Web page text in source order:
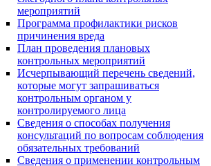
мероприятий
Программа профилактики рисков
причинения вреда
План проведения плановых
контрольных мероприятий
Исчерпывающий перечень сведений,
которые могут запрашиваться
контрольным органом у
контролируемого лица
Сведения о способах получения
консультаций по вопросам соблюдения
обязательных требований
Сведения о применении контрольным